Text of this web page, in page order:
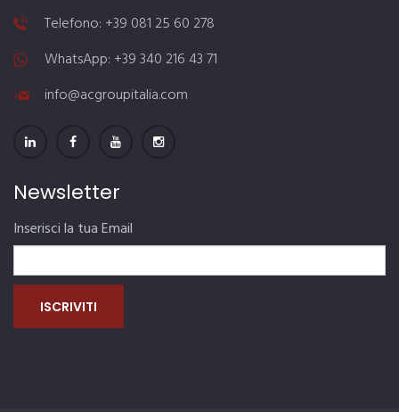
Telefono: +39 081 25 60 278
WhatsApp: ‎+39 340 216 43 71
info@acgroupitalia.com
Newsletter
Inserisci la tua Email